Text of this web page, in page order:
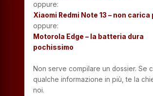
oppure:
Xiaomi Redmi Note 13 – non carica
oppure:
Motorola Edge – la batteria dura
pochissimo
Non serve compilare un dossier. Se
qualche informazione in più, te la
noi.